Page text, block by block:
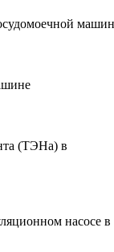
(ТЭНа) в
насосе в